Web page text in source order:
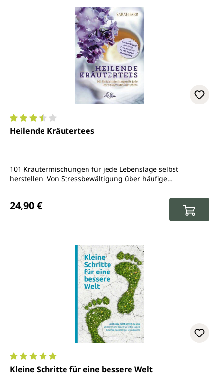
Durchschnittliche Bewertung von 3.6 von 5 Sternen
Heilende Kräutertees
101 Kräutermischungen für jede Lebenslage selbst
herstellen. Von Stressbewältigung über häufige
24,90 €
Durchschnittliche Bewertung von 5 von 5 Sternen
Kleine Schritte für eine bessere Welt